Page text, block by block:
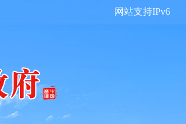
网站支持IPv6